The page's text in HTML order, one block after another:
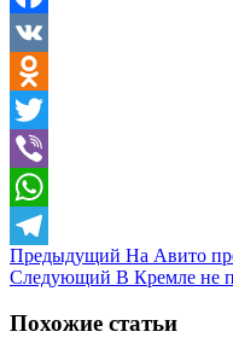
Facebook
VK
Odnoklassniki
Twitter
Viber
WhatsApp
Telegram
Предыдущий На Авито
Следующий В Кремле не
Похожие статьи